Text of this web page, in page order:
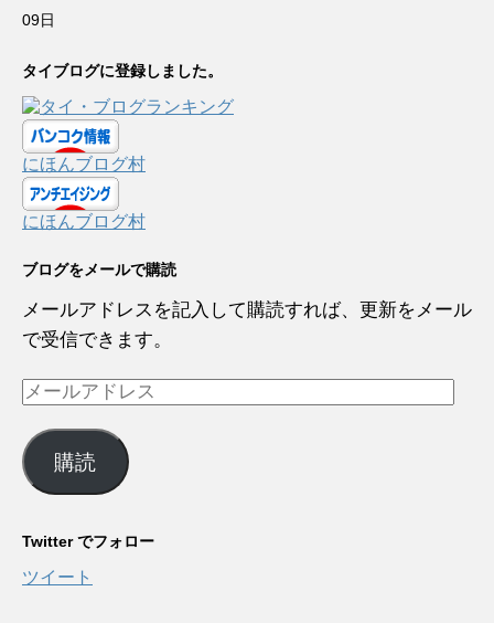
09日
タイブログに登録しました。
にほんブログ村
にほんブログ村
ブログをメールで購読
メールアドレスを記入して購読すれば、更新をメール
で受信できます。
メ
ル
ア
レ
ス
購読
Twitter でフォロー
ツイート